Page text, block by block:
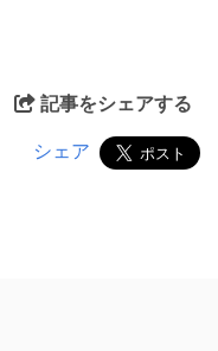
記事をシェアする
シェア